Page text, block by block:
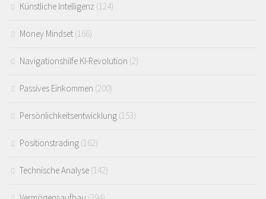
Künstliche Intelligenz (124)
Money Mindset (166)
Navigationshilfe KI-Revolution (2)
Passives Einkommen (200)
Persönlichkeitsentwicklung (153)
Positionstrading (162)
Technische Analyse (142)